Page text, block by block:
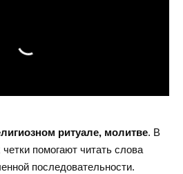
ритуале, молитве. В
помогают читать слова
последовательности.